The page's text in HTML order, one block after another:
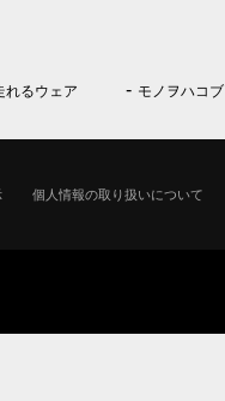
れるウェア モノヲハコブ
個人情報の取り扱いについて